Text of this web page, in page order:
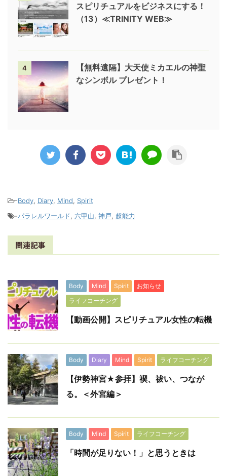
スピリチュアルをビジネスにする！
（13）≪TRINITY WEB≫
4
【無料遠隔】大天使ミカエルの神聖
なシンボル プレゼント！
-Body, Diary, Mind, Spirit
-パラレルワールド, 六甲山, 神戸, 超能力
関連記事
Body Mind Spirit
お知らせ
ライフコーチング
【動画公開】スピリチュアル女性の転機
Body Diary Mind Spirit ライフコーチング
【伊勢神宮★参拝】禊、祓い、つなが
る。＜外宮編＞
Body Mind Spirit ライフコーチング
「時間が足りない！」と思うときは